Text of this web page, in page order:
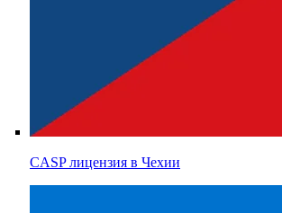
CASP лицензия в Чехии